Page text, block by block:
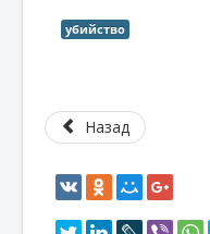
убийство
Назад